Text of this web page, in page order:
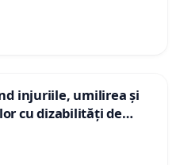
injuriile, umilirea și
cu dizabilități de